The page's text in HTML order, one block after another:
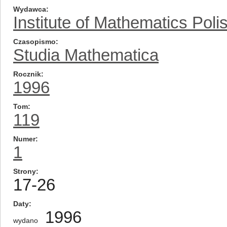
Wydawca
Institute of Mathematics
Czasopismo
Studia Mathematica
Rocznik
1996
Tom
119
Numer
1
Strony
17-26
Daty
wydano 1996